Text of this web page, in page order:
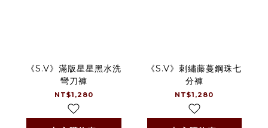
《S.V》滿版星星黑水洗
彎刀褲
NT$1,280
《S.V》刺繡藤蔓鋼珠七
分褲
NT$1,280